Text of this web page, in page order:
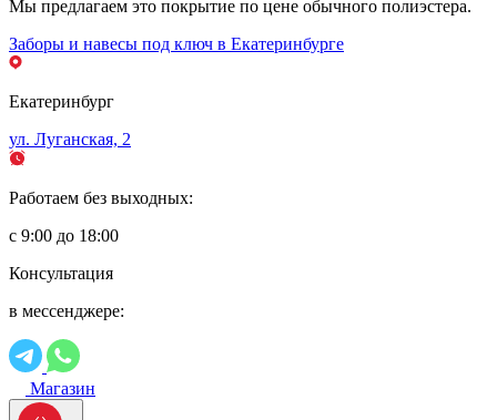
Мы предлагаем это покрытие по цене обычного полиэстера.
Заборы и навесы под ключ в Екатеринбурге
Екатеринбург
ул. Луганская, 2
Работаем без выходных:
с 9:00 до 18:00
Консультация
в мессенджере:
Магазин